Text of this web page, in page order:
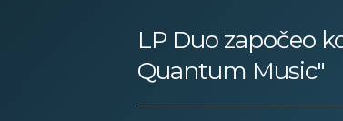
LP Duo započeo
Quantum Music"